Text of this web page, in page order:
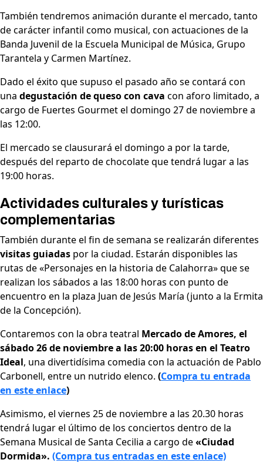
También tendremos animación durante el mercado, tanto
de carácter infantil como musical, con actuaciones de la
Banda Juvenil de la Escuela Municipal de Música, Grupo
Tarantela y Carmen Martínez.
Dado el éxito que supuso el pasado año se contará con
una degustación de queso con cava con aforo limitado, a
cargo de Fuertes Gourmet el domingo 27 de noviembre a
las 12:00.
El mercado se clausurará el domingo a por la tarde,
después del reparto de chocolate que tendrá lugar a las
19:00 horas.
Actividades culturales y turísticas
complementarias
También durante el fin de semana se realizarán diferentes
visitas guiadas por la ciudad. Estarán disponibles las
rutas de «Personajes en la historia de Calahorra» que se
realizan los sábados a las 18:00 horas con punto de
encuentro en la plaza Juan de Jesús María (junto a la Ermita
de la Concepción).
Contaremos con la obra teatral Mercado de Amores, el
sábado 26 de noviembre a las 20:00 horas en el Teatro
Ideal, una divertidísima comedia con la actuación de Pablo
Carbonell, entre un nutrido elenco. (Compra tu entrada
en este enlace)
Asimismo, el viernes 25 de noviembre a las 20.30 horas
tendrá lugar el último de los conciertos dentro de la
Semana Musical de Santa Cecilia a cargo de«Ciudad
Dormida». (Compra tus entradas en este enlace)